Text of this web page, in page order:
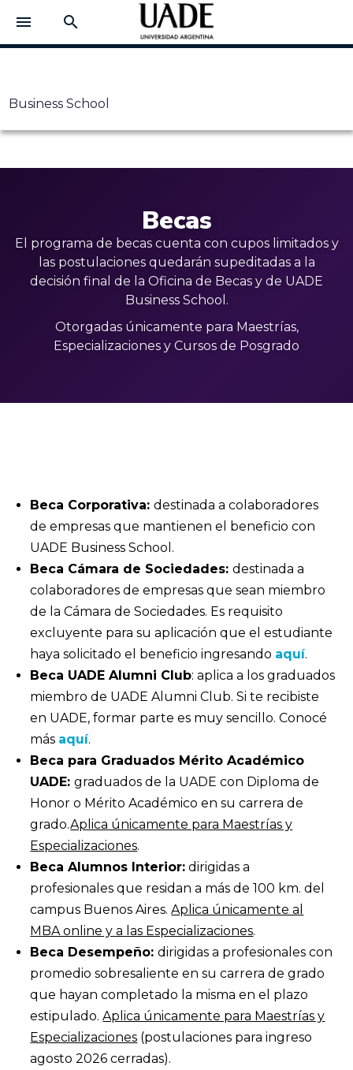
menu search
Business School
Becas
El programa de becas cuenta con cupos limitados y
las postulaciones quedarán supeditadas a la
decisión final de la Oficina de Becas y de UADE
Business School.
Otorgadas únicamente para Maestrías,
Especializaciones y Cursos de Posgrado
Beca Corporativa:destinada a colaboradores
de empresas que mantienen el beneficio con
UADE Business School.
Beca Cámara de Sociedades:destinada a
colaboradores de empresas que sean miembro
de la Cámara de Sociedades. Es requisito
excluyente para su aplicación que el estudiante
haya solicitado el beneficio ingresando aquí.
Beca UADE Alumni Club: aplica a los graduados
miembro de UADE Alumni Club. Si te recibiste
en UADE, formar parte es muy sencillo. Conocé
más aquí.
Beca para Graduados Mérito Académico
UADE:graduados de la UADE con Diploma de
Honor o Mérito Académico en su carrera de
grado.Aplica únicamente para Maestrías y
Especializaciones.
Beca Alumnos Interior: dirigidas a
profesionales que residan a más de 100 km. del
campus Buenos Aires.Aplica únicamente al
MBA online y a las Especializaciones.
Beca Desempeño:dirigidas a profesionales con
promedio sobresaliente en su carrera de grado
que hayan completado la misma en el plazo
estipulado.Aplica únicamente para Maestrías y
Especializaciones (postulaciones para ingreso
agosto 2026 cerradas).